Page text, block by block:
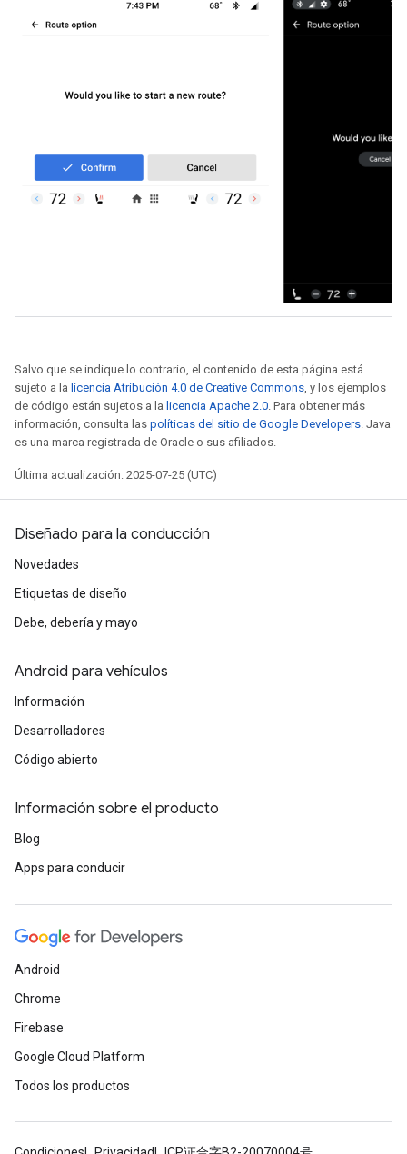
Salvo que se indique lo contrario, el contenido de esta página está
sujeto a la licencia Atribución 4.0 de Creative Commons , y los ejemplos
de código están sujetos a la licencia Apache 2.0 . Para obtener más
información, consulta las políticas del sitio de Google Developers . Java
es una marca registrada de Oracle o sus afiliados.
Última actualización: 2025-07-25 (UTC)
Diseñado para la conducción
Novedades
Etiquetas de diseño
Debe, debería y mayo
Android para vehículos
Información
Desarrolladores
Código abierto
Información sobre el producto
Blog
Apps para conducir
Android
Chrome
Firebase
Google Cloud Platform
Todos los productos